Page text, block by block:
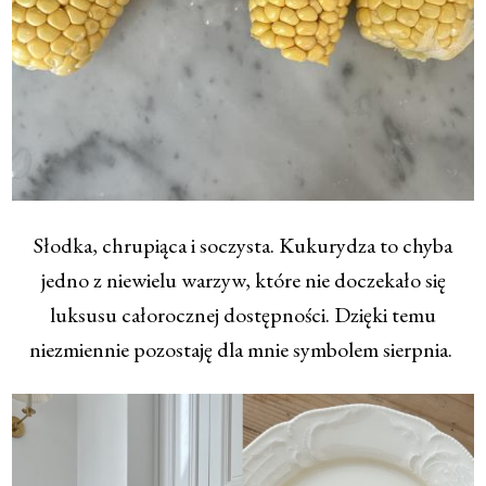
Słodka, chrupiąca i soczysta. Kukurydza to chyba
jedno z niewielu warzyw, które nie doczekało się
luksusu całorocznej dostępności. Dzięki temu
niezmiennie pozostaję dla mnie symbolem sierpnia.